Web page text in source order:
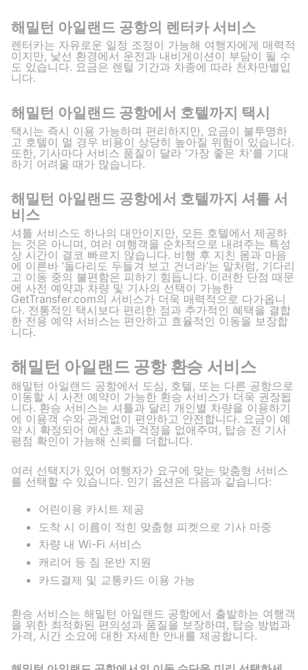
해밀턴 아일랜드 공항의 렌터카 서비스
렌터카는 자유로운 일정 조정이 가능해 여행자에게 매력적
이지만, 낯선 환경에서 운전과 내비게이션이 부담이 될 수
도 있습니다. 요금은 렌털 기간과 차종에 따라 천차만별입
니다.
해밀턴 아일랜드 공항에서 호텔까지 택시
택시는 즉시 이용 가능하며 편리하지만, 요금이 불투명하
고 호텔이 멀 경우 비용이 상당히 높아질 위험이 있습니다.
또한, 기사마다 서비스 품질이 달라 '가장 좋은 차'를 기대
하기 어려울 때가 많습니다.
해밀턴 아일랜드 공항에서 호텔까지 셔틀 서
비스
셔틀 서비스도 하나의 대안이지만, 모든 호텔에서 제공하
는 것은 아니며, 여러 여행객을 순차적으로 내려주는 특성
상 시간이 결코 빠르지 않습니다. 비행 후 지친 몸과 마음
에 이른바 ‘돌다리도 두들겨 보고 건너라’는 말처럼, 기다리
고 이동 중의 불편함은 피하기 힘듭니다. 이러한 단점 때문
에 사전 예약과 차량 및 기사의 선택이 가능한
GetTransfer.com의 서비스가 더욱 매력적으로 다가옵니
다. 전통적인 택시보다 편리한 점과 추가적인 혜택을 결합
한 전용 예약 서비스는 편안하고 효율적인 이동을 보장합
니다.
해밀턴 아일랜드 공항 환승 서비스
해밀턴 아일랜드 공항에서 도심, 호텔, 또는 다른 공항으로
이동할 시 사전 예약이 가능한 환승 서비스가 더욱 권장됩
니다. 환승 서비스는 셔틀과 달리 개인별 차량을 이용하기
에 이용객 수와 관계없이 편안하고 안전합니다. 요금이 예
약 시 확정되어 예산 초과 걱정을 없애주며, 탑승 전 기사
평점 확인이 가능해 신뢰를 더합니다.
여러 선택지가 있어 여행자가 요구에 맞는 맞춤형 서비스
를 선택할 수 있습니다. 인기 옵션은 다음과 같습니다:
어린이용 카시트 제공
도착 시 이름이 적힌 맞춤형 피켓으로 기사 마중
차량 내 Wi-Fi 서비스
캐리어 등 짐 운반 지원
카드결제 및 교통카드 이용 가능
환승 서비스는 해밀턴 아일랜드 공항에서 출발하는 여행객
을 위한 최적화된 편의성과 품질을 보장하며, 탑승 방법과
가격, 시간 소요에 대한 자세한 안내를 제공합니다.